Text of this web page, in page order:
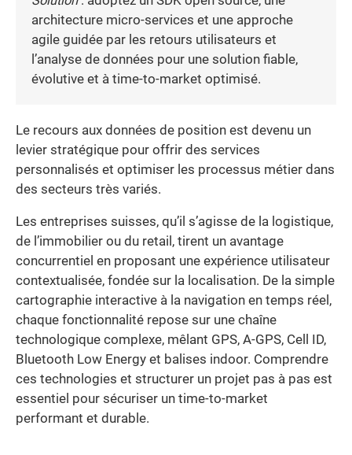
architecture micro-services et une approche
agile guidée par les retours utilisateurs et
l’analyse de données pour une solution fiable,
évolutive et à time-to-market optimisé.
Le recours aux données de position est devenu un
levier stratégique pour offrir des services
personnalisés et optimiser les processus métier dans
des secteurs très variés.
Les entreprises suisses, qu’il s’agisse de la logistique,
de l’immobilier ou du retail, tirent un avantage
concurrentiel en proposant une expérience utilisateur
contextualisée, fondée sur la localisation. De la simple
cartographie interactive à la navigation en temps réel,
chaque fonctionnalité repose sur une chaîne
technologique complexe, mêlant GPS, A-GPS, Cell ID,
Bluetooth Low Energy et balises indoor. Comprendre
ces technologies et structurer un projet pas à pas est
essentiel pour sécuriser un time-to-market
performant et durable.